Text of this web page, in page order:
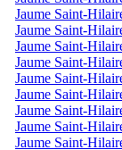
Jaume Saint-
Jaume Saint-
Jaume Saint-
Jaume Saint-
Jaume Saint-
Jaume Saint-
Jaume Saint-
Jaume Saint-
Jaume Saint-